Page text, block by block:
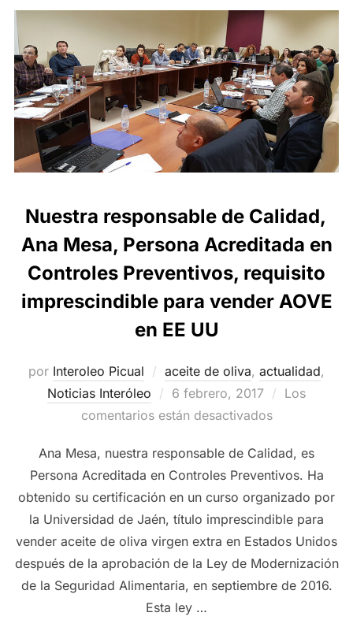
Nuestra responsable de Calidad,
Ana Mesa, Persona Acreditada en
Controles Preventivos, requisito
imprescindible para vender AOVE
en EE UU
por Interoleo Picual aceite de oliva, actualidad,
Noticias Interóleo
Publicado
el
6 febrero, 2017
Los
comentarios están desactivados
Ana Mesa, nuestra responsable de Calidad, es
Persona Acreditada en Controles Preventivos. Ha
obtenido su certificación en un curso organizado por
la Universidad de Jaén, título imprescindible para
vender aceite de oliva virgen extra en Estados Unidos
después de la aprobación de la Ley de Modernización
de la Seguridad Alimentaria, en septiembre de 2016.
Esta ley …